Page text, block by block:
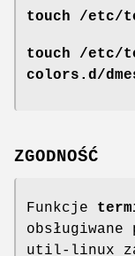
touch /etc/
touch /etc/
colors.d/
ZGODNOŚĆ
Funkcje
util-linux